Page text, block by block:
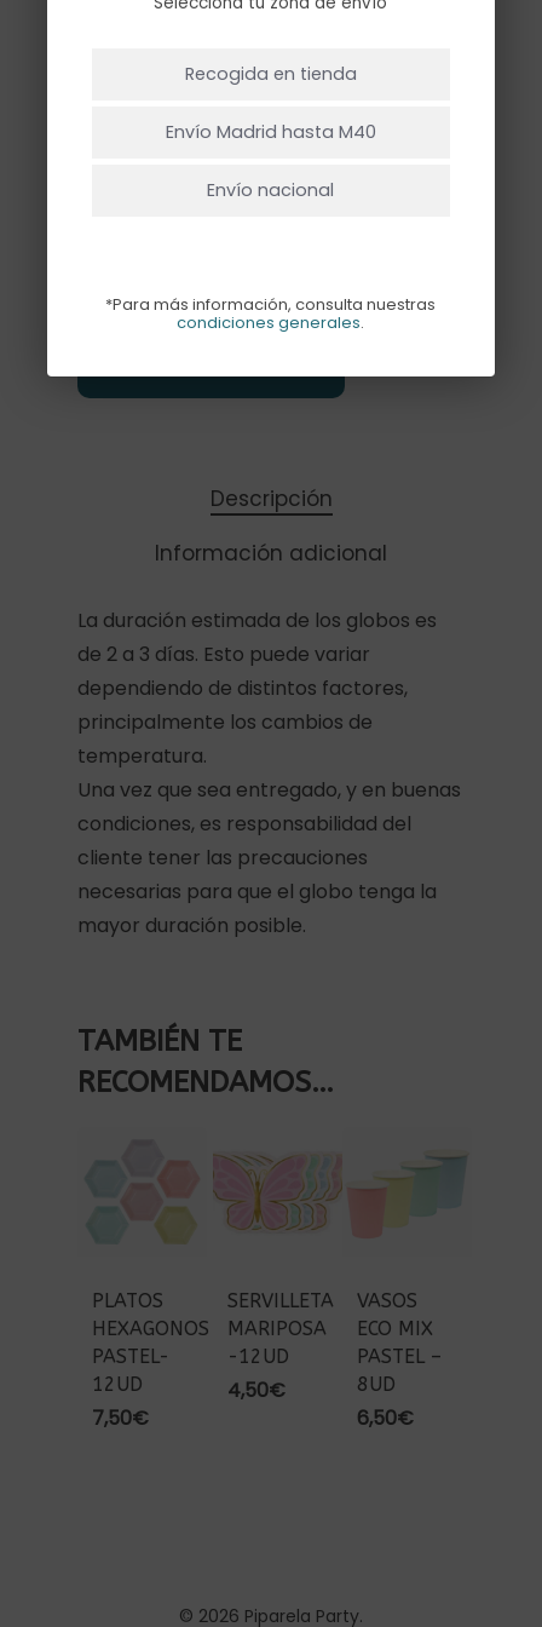
lila/verde verde/rosa rosa/lila
Descripción
Información adicional
La duración estimada de los globos es
de 2 a 3 días. Esto puede variar
dependiendo de distintos factores,
principalmente los cambios de
temperatura.
Una vez que sea entregado, y en buenas
condiciones, es responsabilidad del
cliente tener las precauciones
necesarias para que el globo tenga la
mayor duración posible.
TAMBIÉN TE
RECOMENDAMOS…
PLATOS
HEXAGONOS
PASTEL-
12UD
7,50€
SERVILLETA
MARIPOSA
-12UD
4,50€
VASOS
ECO MIX
PASTEL –
8UD
6,50€
© 2026 Piparela Party.
Recogida en tienda
Envío Madrid hasta M40
Envío nacional
*Para más información, consulta nuestras
condiciones generales.